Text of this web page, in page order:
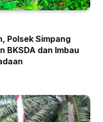
Polsek Simpang
BKSDA dan Imbau